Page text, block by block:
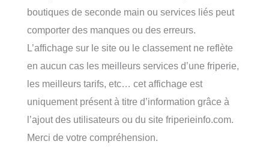
boutiques de seconde main ou services liés peut
comporter des manques ou des erreurs.
L’affichage sur le site ou le classement ne reflète
en aucun cas les meilleurs services d’une friperie,
les meilleurs tarifs, etc… cet affichage est
uniquement présent à titre d’information grâce à
l’ajout des utilisateurs ou du site friperieinfo.com.
Merci de votre compréhension.